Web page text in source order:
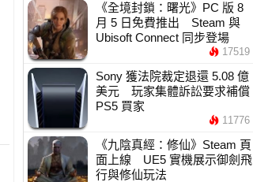
《全境封鎖：曙光》PC 版 8
月 5 日免費推出 Steam 與
Ubisoft Connect 同步登場
17519
Sony 獲法院裁定退還 5.08 億
美元 玩家集體訴訟要求補償
PS5 買家
11776
《九陰真經：修仙》Steam 頁
面上線 UE5 實機展示御劍飛
行與修仙玩法